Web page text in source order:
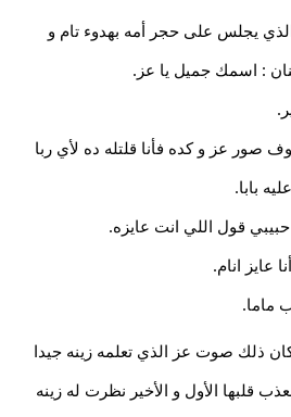
يجلس على حجر أمه بهدوء تام و
: اسمك جميل يا عز.
صور عز و كده فأنا قلتله ده لأي ربا
بابا.
قول اللي انت عايزه.
عايز انام.
ماما.
ذلك صوت عز الذي تعلمه زينه جيدا
قلبها الأول و الأخير نظرت له زينه